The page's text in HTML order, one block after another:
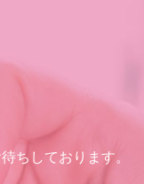
ちしております。